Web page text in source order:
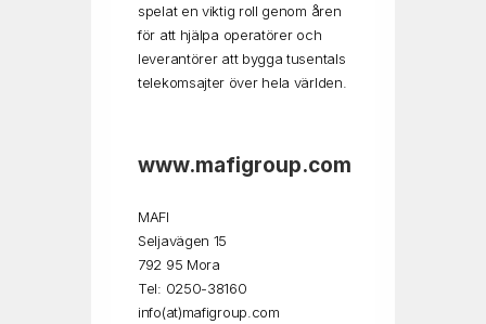
spelat en viktig roll genom åren
för att hjälpa operatörer och
leverantörer att bygga tusentals
telekomsajter över hela världen.
www.mafigroup.com
MAFI
Seljavägen 15
792 95 Mora
Tel: 0250-38160
info(at)mafigroup.com